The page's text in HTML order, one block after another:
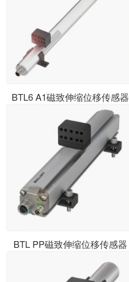
BTL6 A1磁致伸缩位移传感器
BTL PP磁致伸缩位移传感器